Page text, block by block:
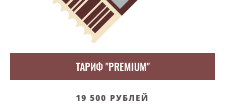
ТАРИФ "PREMIUM"
19 500 РУБЛЕЙ